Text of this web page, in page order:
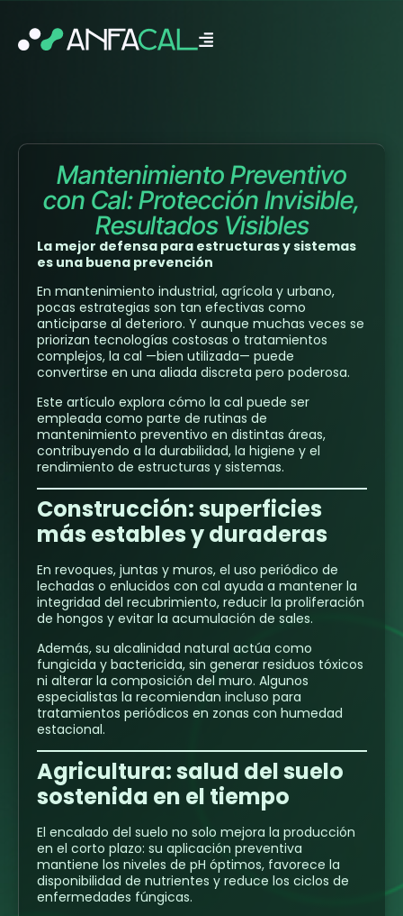
Mantenimiento Preventivo
con Cal: Protección Invisible,
Resultados Visibles
La mejor defensa para estructuras y sistemas
es una buena prevención
En mantenimiento industrial, agrícola y urbano,
pocas estrategias son tan efectivas como
anticiparse al deterioro. Y aunque muchas veces se
priorizan tecnologías costosas o tratamientos
complejos, la cal —bien utilizada— puede
convertirse en una aliada discreta pero poderosa.
Este artículo explora cómo la cal puede ser
empleada como parte de rutinas de
mantenimiento preventivo en distintas áreas,
contribuyendo a la durabilidad, la higiene y el
rendimiento de estructuras y sistemas.
Construcción: superficies
más estables y duraderas
En revoques, juntas y muros, el uso periódico de
lechadas o enlucidos con cal ayuda a mantener la
integridad del recubrimiento, reducir la proliferación
de hongos y evitar la acumulación de sales.
Además, su alcalinidad natural actúa como
fungicida y bactericida, sin generar residuos tóxicos
ni alterar la composición del muro. Algunos
especialistas la recomiendan incluso para
tratamientos periódicos en zonas con humedad
estacional.
Agricultura: salud del suelo
sostenida en el tiempo
El encalado del suelo no solo mejora la producción
en el corto plazo: su aplicación preventiva
mantiene los niveles de pH óptimos, favorece la
disponibilidad de nutrientes y reduce los ciclos de
enfermedades fúngicas.